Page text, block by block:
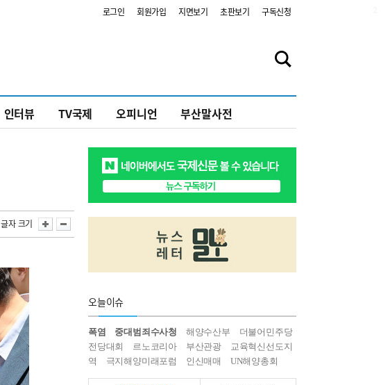
로그인 회원가입 지면보기 초판보기 구독신청
인터뷰 TV국제 오피니언 부산말사전
글자 크기
오늘이슈
폭염 중대범죄수사청 해양수산부
더불어민주당
전당대회
르노코리아 부산관광
교육혁신선도지
역
극지해양미래포럼 인신매매 UN해양총회